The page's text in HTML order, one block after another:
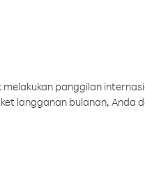
panggilan
langganan bulanan,